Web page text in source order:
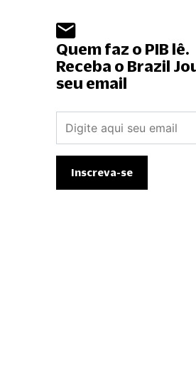
Quem faz o PIB lê.
Receba o Brazil
seu email